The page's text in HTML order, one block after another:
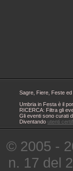
Sagre, Fiere, Feste ed
Umbria in Festa è il
RICERCA: Filtra gli
Gli eventi sono curati
Diventando utenti
© 2005 -
n. 17 del